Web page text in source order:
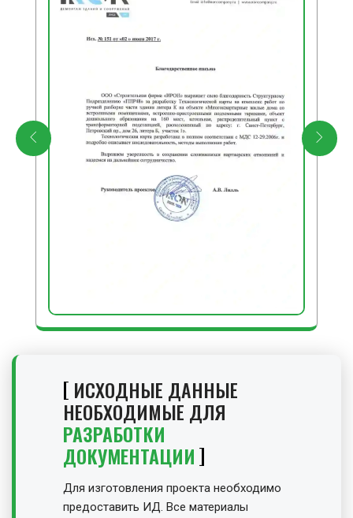
ИСХОДНЫЕ ДАННЫЕ
НЕОБХОДИМЫЕ ДЛЯ
РАЗРАБОТКИ
ДОКУМЕНТАЦИИ
Для изготовления проекта необходимо
предоставить ИД. Все материалы